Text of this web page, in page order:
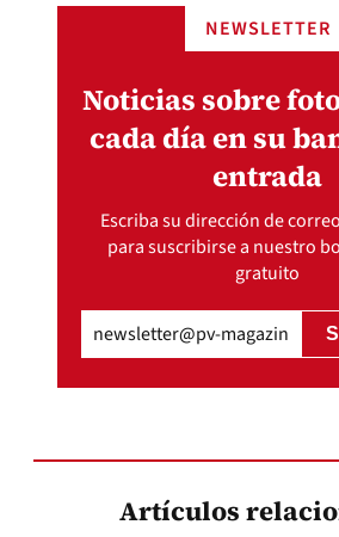
NEWSLETTER
Noticias sobre
cada día en su
entrada
Escriba su dirección de
para suscribirse a nuestro
gratuito
(Obligatorio)
Artículos